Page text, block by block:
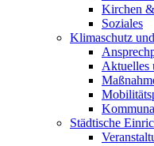
Kirchen &
Soziales
Klimaschutz
Aktuelles
Städtische